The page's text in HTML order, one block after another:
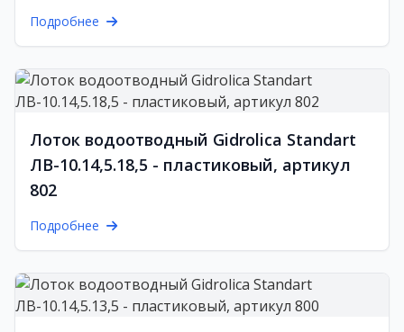
Подробнее
Лоток водоотводный Gidrolica Standart
ЛВ-10.14,5.18,5 - пластиковый, артикул
802
Подробнее